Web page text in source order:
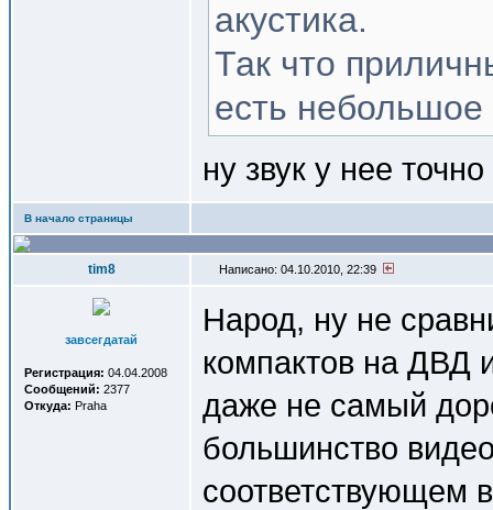
акустика.
Так что
есть
ну звук у нее
В начало страницы
tim8 Написано: 04.10.2010, 22:39
завсегдатай
Регистрация: 04.04.2008
Сообщений: 2377
Откуда: Praha
Народ, ну не
компактов на ДВД
даже не самый
большинство
соответствующем